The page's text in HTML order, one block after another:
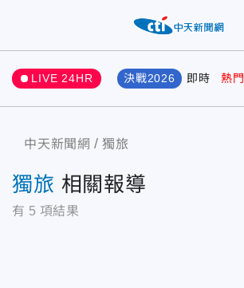
LIVE 24HR 決戰2026 即時 熱門
中天新聞網 獨旅
獨旅 相關報導
有 5 項結果